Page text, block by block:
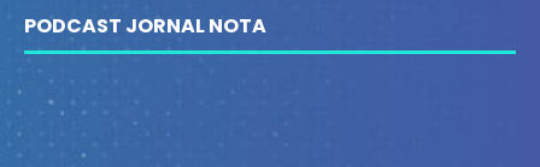
PODCAST JORNAL NOTA